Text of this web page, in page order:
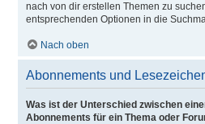
nach von dir erstellen Themen zu
entsprechenden Optionen in die
Nach oben
Abonnements und
Was ist der Unterschied zwischen
Abonnements für ein Thema oder